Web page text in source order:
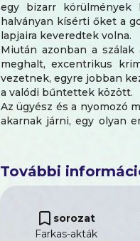
egy bizarr körülmények
halványan kísérti őket a
lapjaira keveredtek volna.
Miután azonban a
meghalt, excentrikus
vezetnek, egyre jobban
a valódi bűntettek között.
Az ügyész és a nyomozó
akarnak járni, egy olyan
És hogy az első
További
sorozat
Farkas-akták